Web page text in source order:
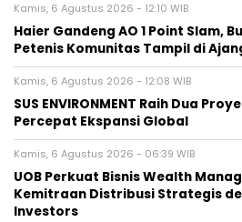
Kamis, 6 Agustus 2026 - 12:10 WIB
Haier Gandeng AO 1 Point Slam,
Petenis Komunitas Tampil di
Kamis, 6 Agustus 2026 - 12:08 WIB
SUS ENVIRONMENT Raih Dua
Percepat Ekspansi Global
Kamis, 6 Agustus 2026 - 06:39 WIB
UOB Perkuat Bisnis Wealth
Kemitraan Distribusi Strategis
Investors